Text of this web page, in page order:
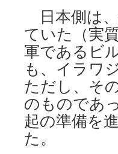
日本側は
ていた（実
軍であるビ
も、イラワ
ただし、そ
のものであ
起の準備を
た。